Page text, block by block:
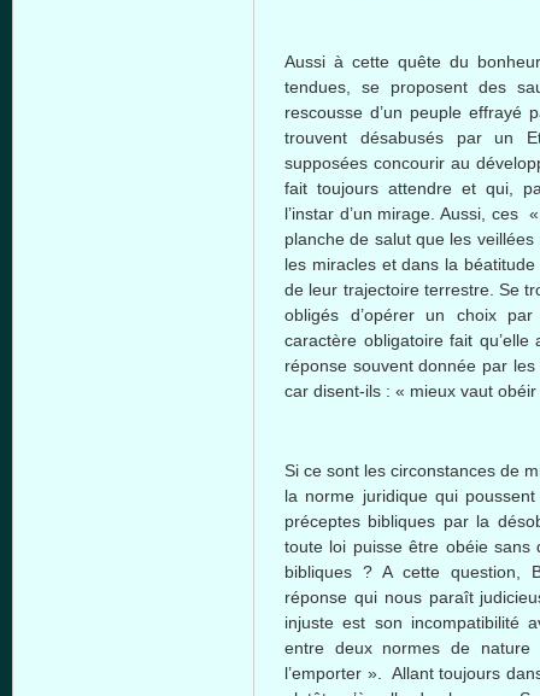
Aussi à cette quête du
tendues, se proposent des
rescousse d’un peuple effrayé
trouvent désabusés par un
supposées concourir au
fait toujours attendre et qui,
l’instar d’un mirage. Aussi, ces
planche de salut que les
les miracles et dans la
de leur trajectoire terrestre. Se
obligés d’opérer un choix
caractère obligatoire fait
réponse souvent donnée par
car disent-ils : « mieux vaut
Si ce sont les circonstances de
la norme juridique qui
préceptes bibliques par la
toute loi puisse être obéie sans
bibliques ? A cette question,
réponse qui nous paraît
injuste est son incompatibilité
entre deux normes de nature
l’emporter ». Allant toujours